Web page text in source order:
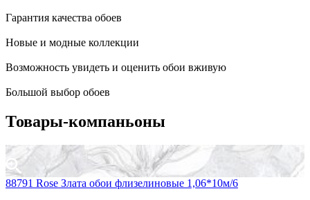
Гарантия качества обоев
Новые и модные коллекции
Возможность увидеть и оценить обои вживую
Большой выбор обоев
Товары-компаньоны
88791 Rose Злата обои флизелиновые 1,06*10м/6